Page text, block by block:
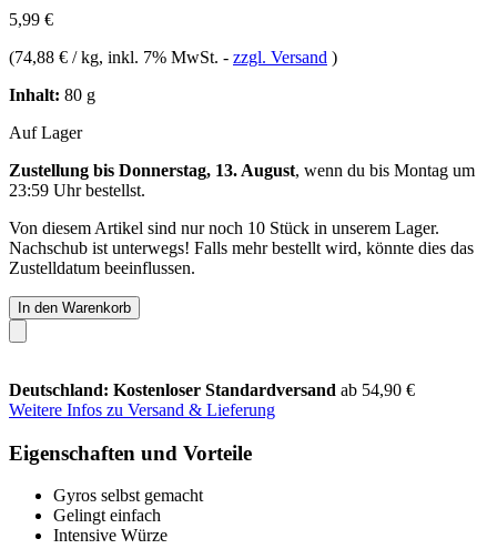
5,99 €
(74,88 € / kg, inkl. 7% MwSt. - zzgl. Versand )
Inhalt: 80 g
Auf Lager
Zustellung bis Donnerstag, 13. August, wenn du bis Montag um
23:59 Uhrbestellst.
Von diesem Artikel sind nur noch 10 Stück in unserem Lager.
Nachschub ist unterwegs! Falls mehr bestellt wird, könnte dies das
Zustelldatum beeinflussen.
In den Warenkorb
Deutschland: Kostenloser Standardversand ab 54,90 €
Weitere Infos zu Versand & Lieferung
Eigenschaften und Vorteile
Gyros selbst gemacht
Gelingt einfach
Intensive Würze